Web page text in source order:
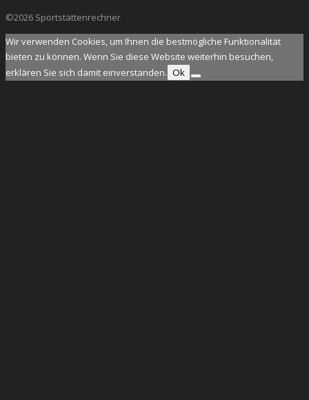
©2026 Sportstättenrechner
Wir verwenden Cookies, um Ihnen die bestmögliche Funktionalität
bieten zu können. Wenn Sie diese Website weiterhin besuchen,
erklären Sie sich damit einverstanden. Ok